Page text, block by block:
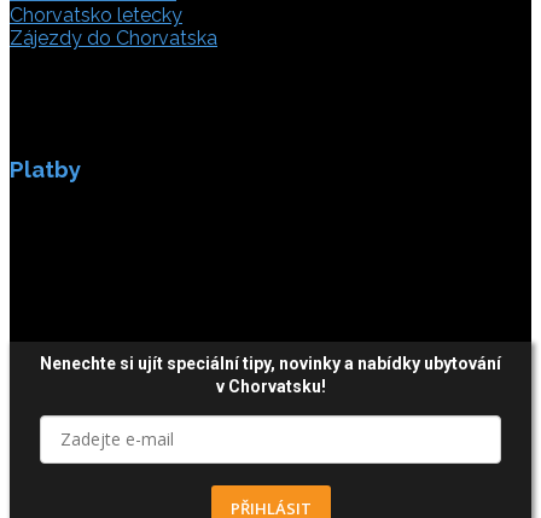
Chorvatsko letecky
Zájezdy do Chorvatska
Platby
Nenechte si ujít speciální tipy, novinky a nabídky ubytování
v Chorvatsku!
PŘIHLÁSIT